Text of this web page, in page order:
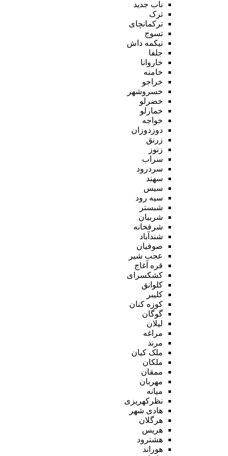
ناب جدید
ترک
ترکمانچای
تسوج
تیکمه داش
جلفا
خاروانا
خامنه
خراجو
خسروشهر
خضرلو
خمارلو
خواجه
دوزدوزان
زرنق
زنوز
سراب
سردرود
سهند
سیس
سیه رود
شبستر
شربیان
شرفخانه
شندآباد
صوفیان
عجب شیر
قره آغاج
کشکسرای
کلوانق
کلیبر
کوزه کنان
گوگان
لیلان
مراغه
مرند
ملک کیان
ملکان
ممقان
مهربان
میانه
نظرکهریزی
هادی شهر
هرگلان
هریس
هشترود
هوراند